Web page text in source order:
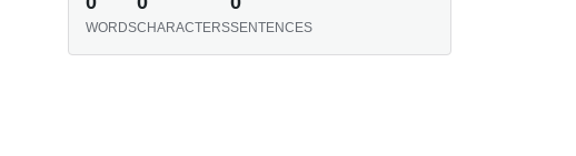
WORDSCHARACTERSSENTENCES